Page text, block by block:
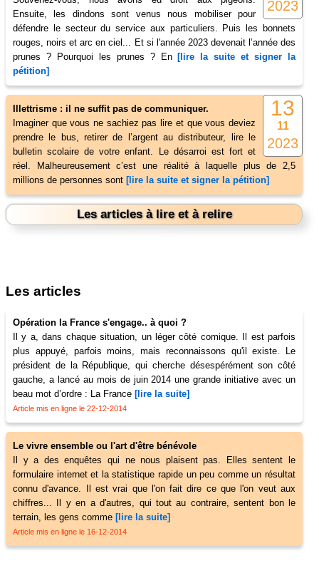
2023
Ensuite, les dindons sont venus nous mobiliser pour
défendre le secteur du service aux particuliers. Puis les bonnets
rouges, noirs et arc en ciel... Et si l'année 2023 devenait l’année des
prunes ? Pourquoi les prunes ? En [lire la suite et signer la
pétition]
13
11
2023
Illettrisme : il ne suffit pas de communiquer.
Imaginer que vous ne sachiez pas lire et que vous deviez
prendre le bus, retirer de l’argent au distributeur, lire le
bulletin scolaire de votre enfant. Le désarroi est fort et
réel. Malheureusement c’est une réalité à laquelle plus de 2,5
millions de personnes sont [lire la suite et signer la pétition]
Les articles à lire et à relire
Les articles
Opération la France s'engage.. à quoi ?
Il y a, dans chaque situation, un léger côté comique. Il est parfois
plus appuyé, parfois moins, mais reconnaissons qu'il existe. Le
président de la République, qui cherche désespérément son côté
gauche, a lancé au mois de juin 2014 une grande initiative avec un
beau mot d’ordre : La France [lire la suite]
Article mis en ligne le 22-12-2014
Le vivre ensemble ou l'art d'être bénévole
Il y a des enquêtes qui ne nous plaisent pas. Elles sentent le
formulaire internet et la statistique rapide un peu comme un résultat
connu d'avance. Il est vrai que l'on fait dire ce que l'on veut aux
chiffres... Il y en a d'autres, qui tout au contraire, sentent bon le
terrain, les gens comme [lire la suite]
Article mis en ligne le 16-12-2014